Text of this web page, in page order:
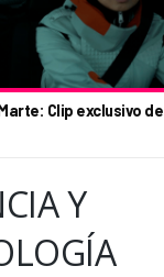
Clip exclusivo de
Y